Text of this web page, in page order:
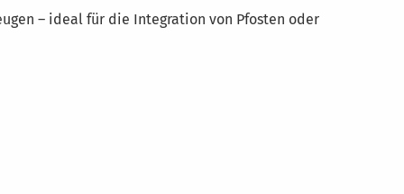
– ideal für die Integration von Pfosten oder